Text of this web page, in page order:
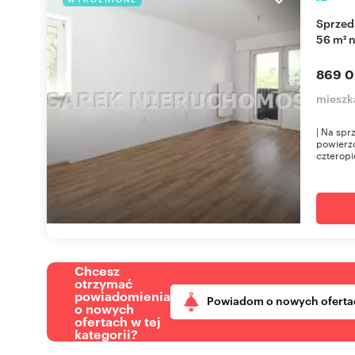
Sprzedam funkcjonalne 3-pokojowe mieszkanie
56 m²
869
| Na
Chcesz
otrzymać
powiadomienia
o nowych
ofertach w tej
kategorii?
Powiadom o nowych